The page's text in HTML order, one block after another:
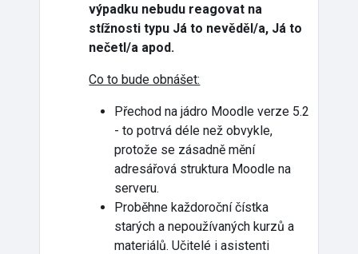
výpadku nebudu reagovat na
stížnosti typu Já to nevěděl/a, Já to
nečetl/a apod.
Co to bude obnášet:
Přechod na jádro Moodle verze 5.2
- to potrvá déle než obvykle,
protože se zásadně mění
adresářová struktura Moodle na
serveru.
Proběhne každoroční čístka
starých a nepoužívaných kurzů a
materiálů. Učitelé i asistenti